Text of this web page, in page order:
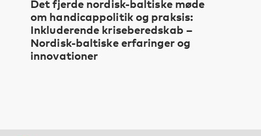
Det fjerde nordisk-baltiske møde
om handicappolitik og praksis:
Inkluderende kriseberedskab –
Nordisk-baltiske erfaringer og
innovationer